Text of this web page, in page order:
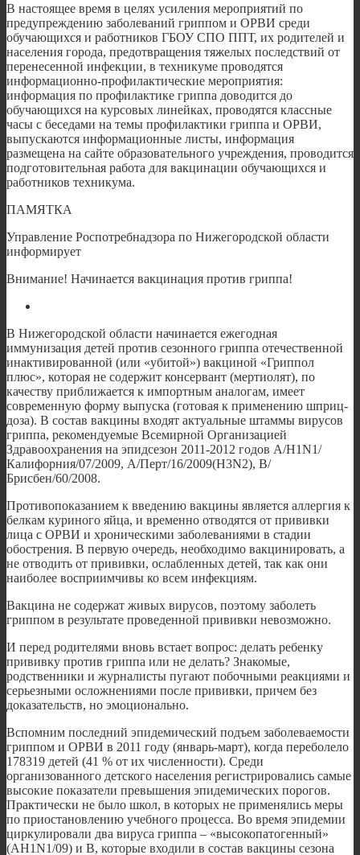
В настоящее время в целях усиления мероприятий по
предупреждению заболеваний гриппом и ОРВИ среди
обучающихся и работников ГБОУ СПО ППТ, их родителей и
населения города, предотвращения тяжелых последствий от
перенесенной инфекции, в техникуме проводятся
информационно-профилактические мероприятия:
информация по профилактике гриппа доводится до
обучающихся на курсовых линейках, проводятся классные
часы с беседами на темы профилактики гриппа и ОРВИ,
выпускаются информационные листы, информация
размещена на сайте образовательного учреждения, проводится
подготовительная работа для вакцинации обучающихся и
работников техникума.
ПАМЯТКА
Управление Роспотребнадзора по Нижегородской области
информирует
Внимание! Начинается вакцинация против гриппа!
В Нижегородской области начинается ежегодная
иммунизация детей против сезонного гриппа отечественной
инактивированной (или «убитой») вакциной «Гриппол
плюс», которая не содержит консервант (мертиолят), по
качеству приближается к импортным аналогам, имеет
современную форму выпуска (готовая к применению шприц-
доза). В состав вакцины входят актуальные штаммы вирусов
гриппа, рекомендуемые Всемирной Организацией
Здравоохранения на эпидсезон 2011-2012 годов А/H1N1/
Калифорния/07/2009, А/Перт/16/2009(H3N2), В/
Брисбен/60/2008.
Противопоказанием к введению вакцины является аллергия к
белкам куриного яйца, и временно отводятся от прививки
лица с ОРВИ и хроническими заболеваниями в стадии
обострения. В первую очередь, необходимо вакцинировать, а
не отводить от прививки, ослабленных детей, так как они
наиболее восприимчивы ко всем инфекциям.
Вакцина не содержат живых вирусов, поэтому заболеть
гриппом в результате проведенной прививки невозможно.
И перед родителями вновь встает вопрос: делать ребенку
прививку против гриппа или не делать? Знакомые,
родственники и журналисты пугают побочными реакциями и
серьезными осложнениями после прививки, причем без
доказательств, но эмоционально.
Вспомним последний эпидемический подъем заболеваемости
гриппом и ОРВИ в 2011 году (январь-март), когда переболело
178319 детей (41 % от их численности). Среди
организованного детского населения регистрировались самые
высокие показатели превышения эпидемических порогов.
Практически не было школ, в которых не применялись меры
по приостановлению учебного процесса. Во время эпидемии
циркулировали два вируса гриппа – «высокопатогенный»
(AH1N1/09) и В, которые входили в состав вакцины сезона